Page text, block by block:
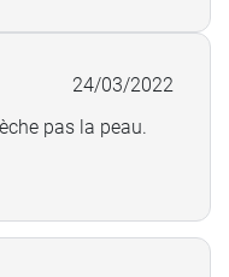
24/03/2022
pas la peau.